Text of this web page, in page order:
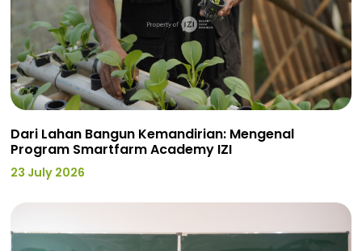
Dari Lahan Bangun Kemandirian: Mengenal
Program Smartfarm Academy IZI
23 July 2026